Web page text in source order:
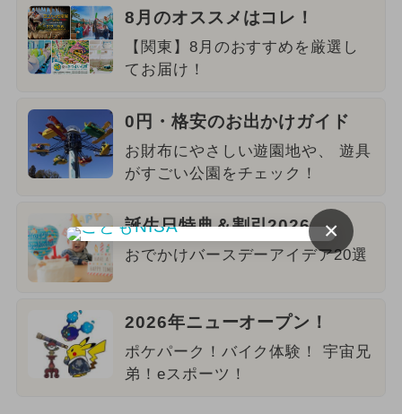
8月のオススメはコレ！
【関東】8月のおすすめを厳選し
てお届け！
0円・格安のお出かけガイド
お財布にやさしい遊園地や、 遊具
がすごい公園をチェック！
誕生日特典＆割引2026
おでかけバースデーアイデア20選
2026年ニューオープン！
ポケパーク！バイク体験！ 宇宙兄
弟！eスポーツ！
×